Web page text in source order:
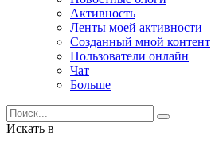
Активность
Ленты моей активности
Созданный мной контент
Пользователи онлайн
Чат
Больше
Искать в